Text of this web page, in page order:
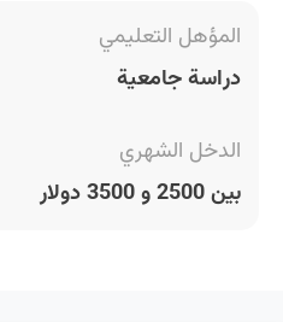
المؤهل التعليمي
دراسة جامعية
الدخل الشهري
بين 2500 و 3500 دولار